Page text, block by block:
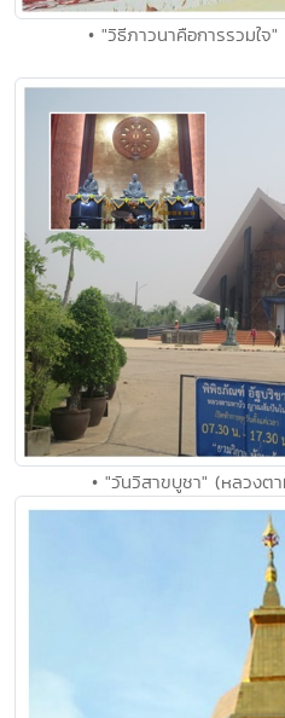
• "วิธีภาวนาคือการรวมใจ
• "วันวิสาขบูชา" (หลวง